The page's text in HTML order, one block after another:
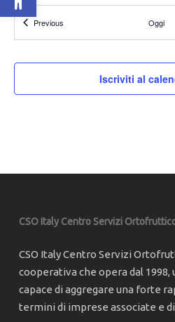
PreviousEventi Oggi
Iscriviti al
CSO Italy Centro Servizi
CSO Italy Centro Servizi
cooperativa che opera dal 1998,
capace di aggregare una forte
termini di imprese associate e